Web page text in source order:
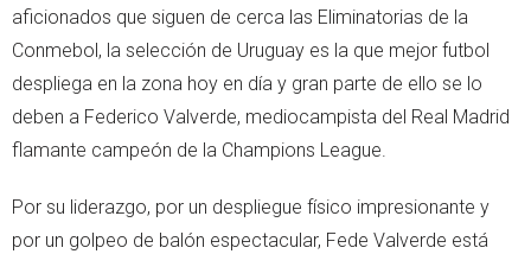
aficionados que siguen de cerca las Eliminatorias de la
Conmebol, la selección de Uruguay es la que mejor futbol
despliega en la zona hoy en día y gran parte de ello se lo
deben a Federico Valverde, mediocampista del Real Madrid
flamante campeón de la Champions League.
Por su liderazgo, por un despliegue físico impresionante y
por un golpeo de balón espectacular, Fede Valverde está